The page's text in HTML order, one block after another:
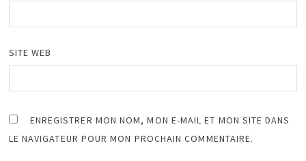
SITE WEB
ENREGISTRER MON NOM, MON E-MAIL ET MON SITE DANS
LE NAVIGATEUR POUR MON PROCHAIN COMMENTAIRE.